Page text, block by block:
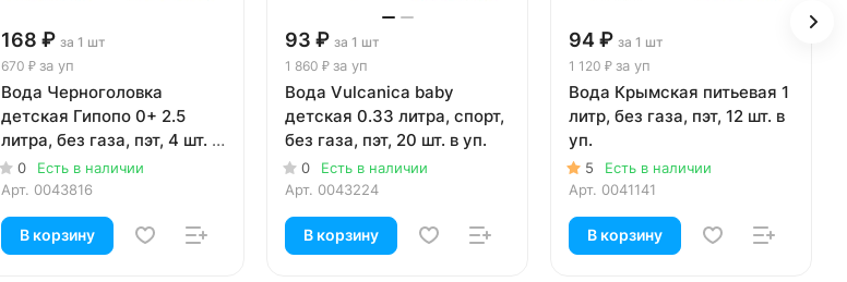
168 ₽ за 1 шт
670 ₽ за уп
Вода Черноголовка
детская Гипопо 0+ 2.5
литра, без газа, пэт, 4 шт. в
уп.
0
Есть в наличии
Арт. 0043816
В корзину
93 ₽ за 1 шт
1 860 ₽ за уп
Вода Vulcanica baby
детская 0.33 литра, спорт,
без газа, пэт, 20 шт. в уп.
0
Есть в наличии
Арт. 0043224
В корзину
94 ₽ за 1 шт
1 120 ₽ за уп
Вода Крымская питьевая 1
литр, без газа, пэт, 12 шт. в
уп.
5
Есть в наличии
Арт. 0041141
В корзину